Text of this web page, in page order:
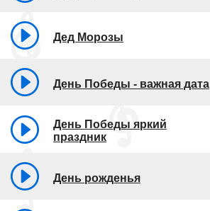
Дед Морозы
День Победы - важная дата
День Победы яркий
праздник
День рожденья